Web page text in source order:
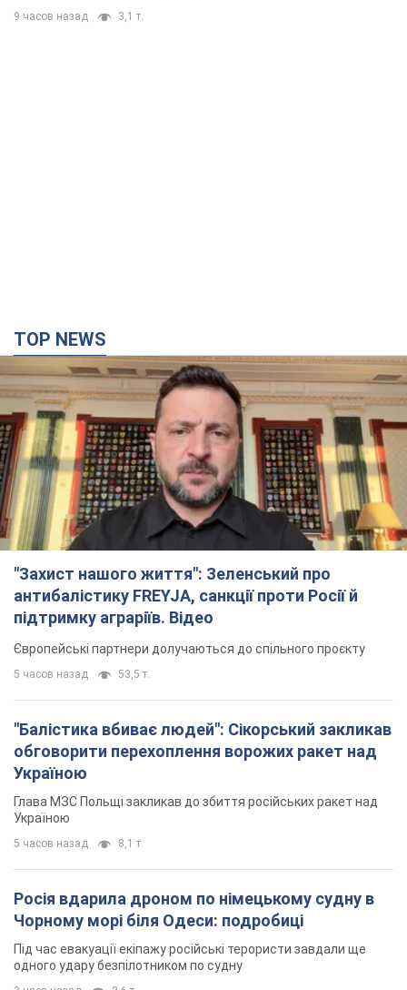
9 часов назад 3,1 т.
TOP NEWS
"Захист нашого життя": Зеленський про
антибалістику FREYJA, санкції проти Росії й
підтримку аграріїв. Відео
Європейські партнери долучаються до спільного проєкту
5 часов назад 53,5 т.
"Балістика вбиває людей": Сікорський закликав
обговорити перехоплення ворожих ракет над
Україною
Глава МЗС Польщі закликав до збиття російських ракет над
Україною
5 часов назад 8,1 т.
Росія вдарила дроном по німецькому судну в
Чорному морі біля Одеси: подробиці
Під час евакуації екіпажу російські терористи завдали ще
одного удару безпілотником по судну